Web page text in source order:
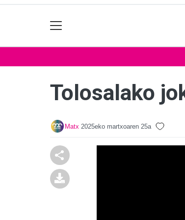
Tolosalako
Matx 2025eko martxoaren 25a